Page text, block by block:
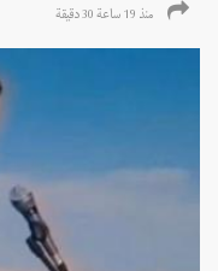
منذ 19 ساعة 30 دقیقة